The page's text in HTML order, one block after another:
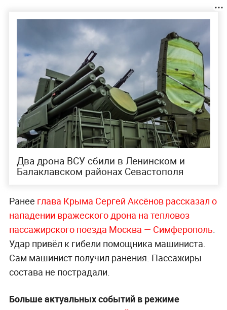
Два дрона ВСУ сбили в Ленинском и
Балаклавском районах Севастополя
Ранее глава Крыма Сергей Аксёнов рассказал о
нападении вражеского дрона на тепловоз
пассажирского поезда Москва — Симферополь.
Удар привёл к гибели помощника машиниста.
Сам машинист получил ранения. Пассажиры
состава не пострадали.
Больше актуальных событий в режиме